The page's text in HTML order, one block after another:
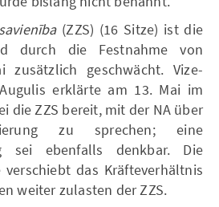
(ZZS) (16 Sitze) ist die
durch die Festnahme von
zusätzlich geschwächt. Vize-
erklärte am 13. Mai im
die ZZS bereit, mit der NA über
zu sprechen; eine
sei ebenfalls denkbar. Die
verschiebt das Kräfteverhältnis
weiter zulasten der ZZS.